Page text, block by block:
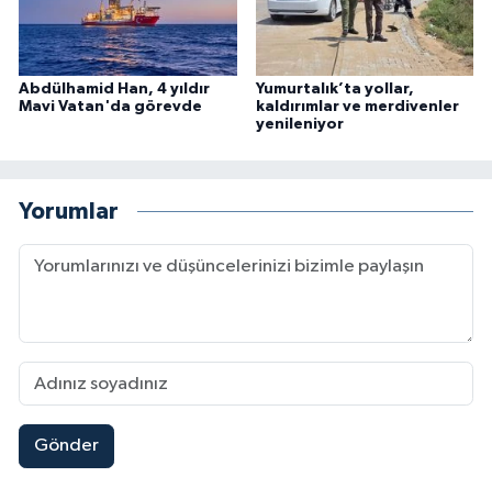
Abdülhamid Han, 4 yıldır
Mavi Vatan'da görevde
Yumurtalık’ta yollar,
kaldırımlar ve merdivenler
yenileniyor
Yorumlar
Gönder